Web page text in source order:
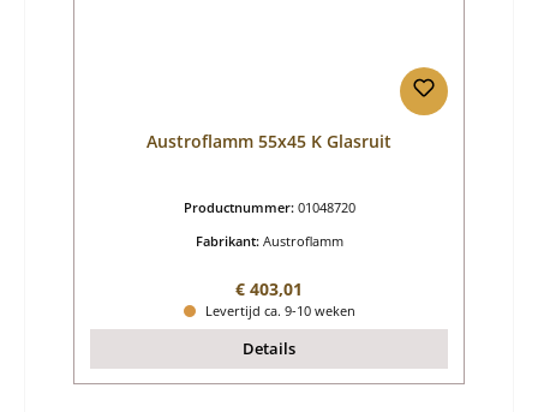
Austroflamm 55x45 K Glasruit
Productnummer: 01048720
Fabrikant: Austroflamm
Normale prijs:
€ 403,01
Levertijd ca. 9-10 weken
Details